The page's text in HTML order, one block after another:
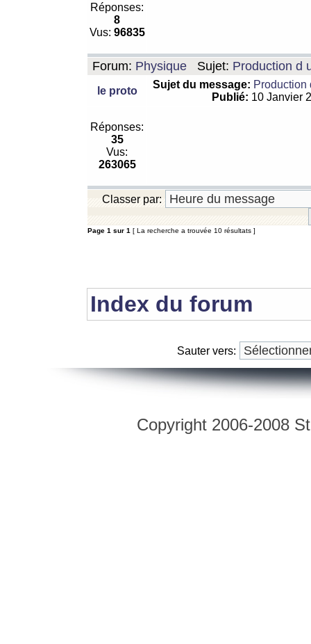
Réponses:
8
Vus: 96835
Forum: Physique Sujet: Production d
le proto
Sujet du message: Production
Publié: 10 Janvier
Réponses:
35
Vus:
263065
Classer par:
Page 1 sur 1 [ La recherche a trouvée 10 résultats ]
Index du forum
Sauter vers:
Copyright 2006-2008